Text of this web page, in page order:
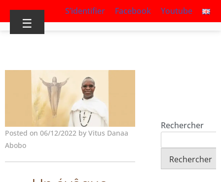
S’identifier Facebook Youtube
☰
Posted on 06/12/2022 by Vitus Danaa
Abobo
Rechercher
Rechercher